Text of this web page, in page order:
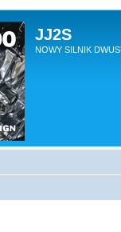
JJ2S
NOWY SILNIK